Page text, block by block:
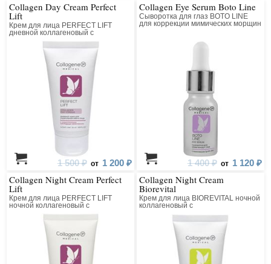
Collagen Day Cream Perfect
Lift
Крем для лица PERFECT LIFT
дневной коллагеновый с
матриксилом
1 500 ₽ от 1 200 ₽
Collagen Eye Serum Boto Line
Сыворотка для глаз BOTO LINE
для коррекции мимических морщин
1 400 ₽ от 1 120 ₽
Collagen Night Cream Perfect
Lift
Крем для лица PERFECT LIFT
ночной коллагеновый с
матриксилом
Collagen Night Cream
Biorevital
Крем для лица BIOREVITAL ночной
коллагеновый с